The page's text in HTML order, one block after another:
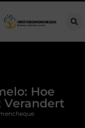
de
Hoe
Verandert